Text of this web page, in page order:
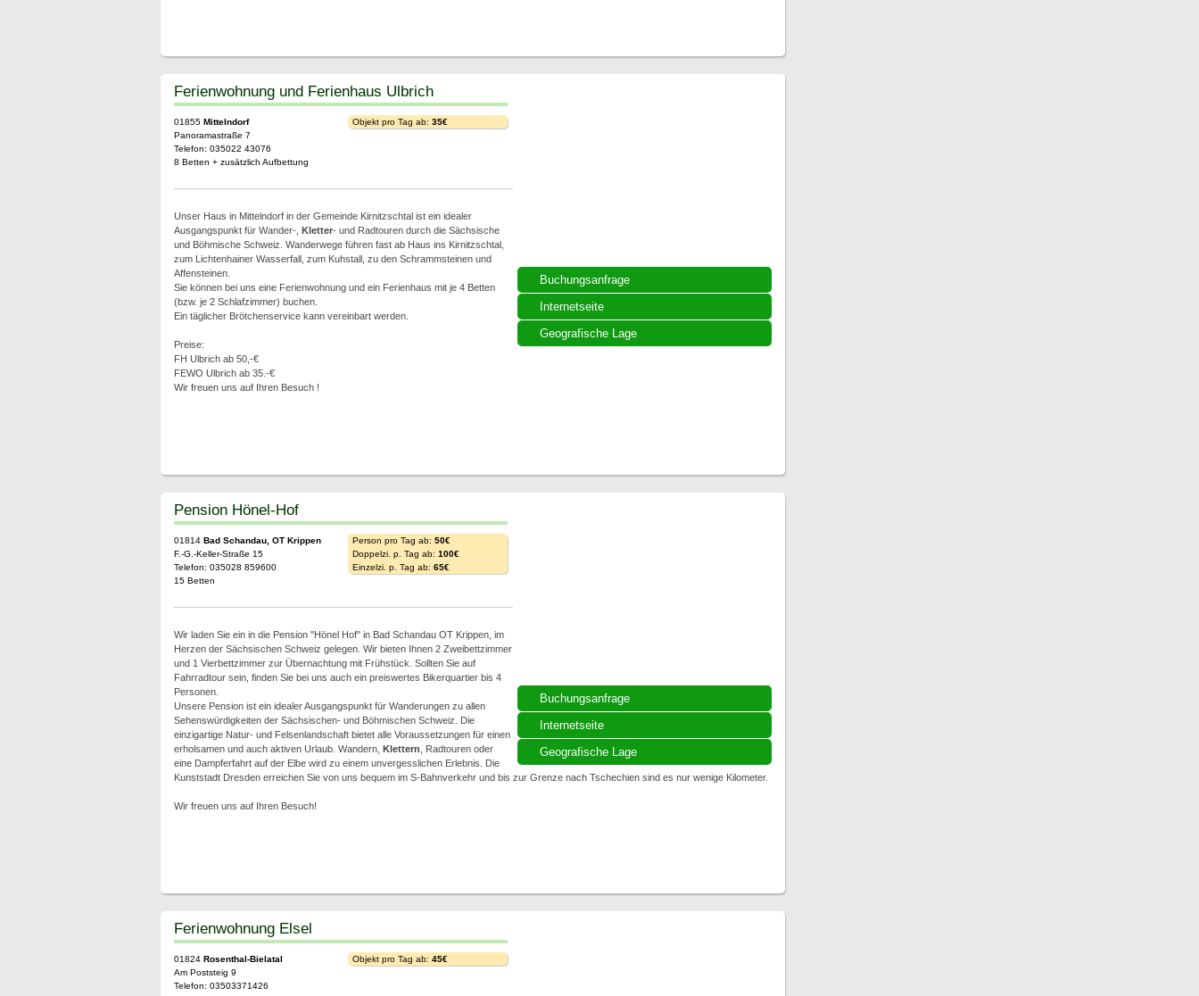
Buchungsanfrage
Internetseite
Geografische Lage
Ferienwohnung und Ferienhaus Ulbrich
01855 Mittelndorf
Panoramastraße 7
Telefon: 035022 43076
8 Betten + zusätzlich Aufbettung
Objekt pro Tag ab: 35€
Unser Haus in Mittelndorf in der Gemeinde Kirnitzschtal ist ein idealer
Ausgangspunkt für Wander-, Kletter- und Radtouren durch die Sächsische
und Böhmische Schweiz. Wanderwege führen fast ab Haus ins Kirnitzschtal,
zum Lichtenhainer Wasserfall, zum Kuhstall, zu den Schrammsteinen und
Affensteinen.
Sie können bei uns eine Ferienwohnung und ein Ferienhaus mit je 4 Betten
(bzw. je 2 Schlafzimmer) buchen.
Ein täglicher Brötchenservice kann vereinbart werden.
Preise:
FH Ulbrich ab 50,-€
FEWO Ulbrich ab 35.-€
Wir freuen uns auf Ihren Besuch !
Buchungsanfrage
Internetseite
Geografische Lage
Pension Hönel-Hof
01814 Bad Schandau, OT Krippen
F.-G.-Keller-Straße 15
Telefon: 035028 859600
15 Betten
Person pro Tag ab: 50€
Doppelzi. p. Tag ab: 100€
Einzelzi. p. Tag ab: 65€
Wir laden Sie ein in die Pension "Hönel Hof" in Bad Schandau OT Krippen, im
Herzen der Sächsischen Schweiz gelegen. Wir bieten Ihnen 2 Zweibettzimmer
und 1 Vierbettzimmer zur Übernachtung mit Frühstück. Sollten Sie auf
Fahrradtour sein, finden Sie bei uns auch ein preiswertes Bikerquartier bis 4
Personen.
Unsere Pension ist ein idealer Ausgangspunkt für Wanderungen zu allen
Sehenswürdigkeiten der Sächsischen- und Böhmischen Schweiz. Die
einzigartige Natur- und Felsenlandschaft bietet alle Voraussetzungen für einen
erholsamen und auch aktiven Urlaub. Wandern, Klettern , Radtouren oder
eine Dampferfahrt auf der Elbe wird zu einem unvergesslichen Erlebnis. Die
Kunststadt Dresden erreichen Sie von uns bequem im S-Bahnverkehr und bis zur Grenze nach Tschechien sind es nur wenige Kilometer.
Wir freuen uns auf Ihren Besuch!
Ferienwohnung Elsel
01824 Rosenthal-Bielatal
Am Poststeig 9
Telefon: 03503371426
Objekt pro Tag ab: 45€